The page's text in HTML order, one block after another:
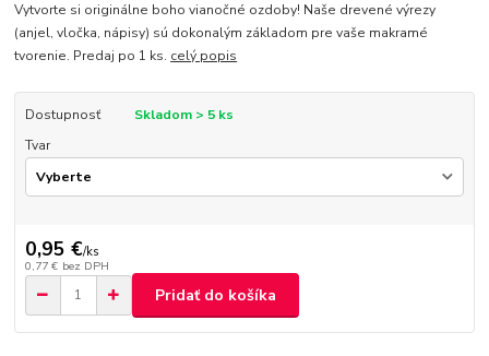
Vytvorte si originálne boho vianočné ozdoby! Naše drevené výrezy
(anjel, vločka, nápisy) sú dokonalým základom pre vaše makramé
tvorenie. Predaj po 1 ks. celý popis
Dostupnosť
Skladom > 5 ks
Tvar
0,95 €/ks
0,77 € bez DPH
Pridať do košíka